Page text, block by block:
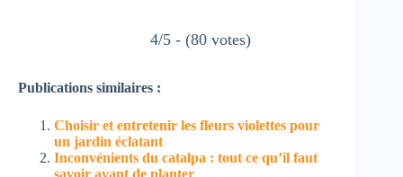
4/5 - (80 votes)
Publications similaires :
Choisir et entretenir les fleurs violettes pour
un jardin éclatant
Inconvénients du catalpa : tout ce qu’il faut